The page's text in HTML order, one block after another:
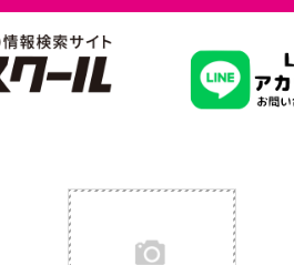
習いたいこ
スクールを